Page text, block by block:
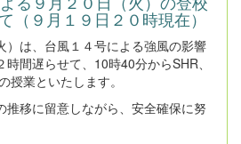
（９月１９日２０時現在）
は、台風１４号による強風の影響
間遅らせて、10時40分からSHR、
授業といたします。
移に留意しながら、安全確保に努